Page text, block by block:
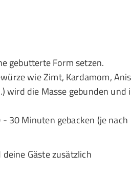
gebutterte Form setzen.
wie Zimt, Kardamom,
wird die Masse gebunden und
30 Minuten gebacken (je nach
Gäste zusätzlich